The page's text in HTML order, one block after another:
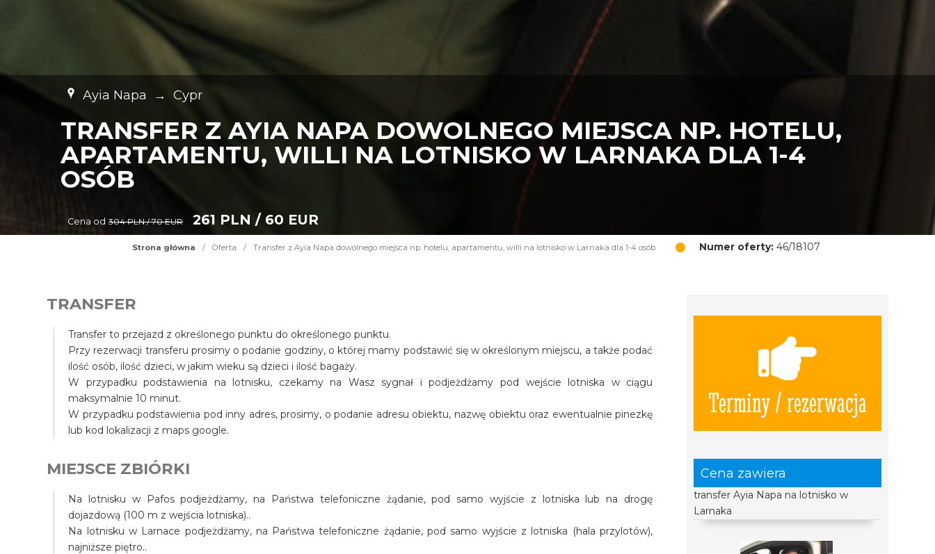
Ayia Napa → Cypr
TRANSFER Z AYIA NAPA DOWOLNEGO MIEJSCA NP. HOTELU,
APARTAMENTU, WILLI NA LOTNISKO W LARNAKA DLA 1-4
OSÓB
Cena od 304 PLN / 70 EUR 261 PLN / 60 EUR
Strona główna / Oferta / Transfer z Ayia Napa dowolnego miejsca np. hotelu, apartamentu, willi na lotnisko w Larnaka dla 1-4 osób Numer oferty: 46/18107
Terminy / rezerwacja
Cena zawiera
transfer Ayia Napa na lotnisko w
Larnaka
TRANSFER
Transfer to przejazd z określonego punktu do określonego punktu.
Przy rezerwacji transferu prosimy o podanie godziny, o której mamy podstawić się w określonym miejscu, a także podać
ilość osób, ilość dzieci, w jakim wieku są dzieci i ilość bagaży.
W przypadku podstawienia na lotnisku, czekamy na Wasz sygnał i podjeżdżamy pod wejście lotniska w ciągu
maksymalnie 10 minut.
W przypadku podstawienia pod inny adres, prosimy, o podanie adresu obiektu, nazwę obiektu oraz ewentualnie pinezkę
lub kod lokalizacji z maps google.
MIEJSCE ZBIÓRKI
Na lotnisku w Pafos podjeżdżamy, na Państwa telefoniczne żądanie, pod samo wyjście z lotniska lub na drogę
dojazdową (100 m z wejścia lotniska)..
Na lotnisku w Larnace podjeżdżamy, na Państwa telefoniczne żądanie, pod samo wyjście z lotniska (hala przylotów),
najniższe piętro..